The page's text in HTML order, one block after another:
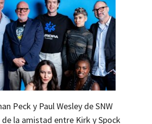
Peck y Paul Wesley de SNW
la amistad entre Kirk y Spock